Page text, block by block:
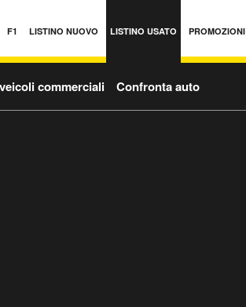
F1 LISTINO NUOVO LISTINO USATO PROMOZIONI
commerciali Confronta auto